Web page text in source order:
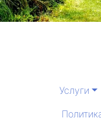
Услуги